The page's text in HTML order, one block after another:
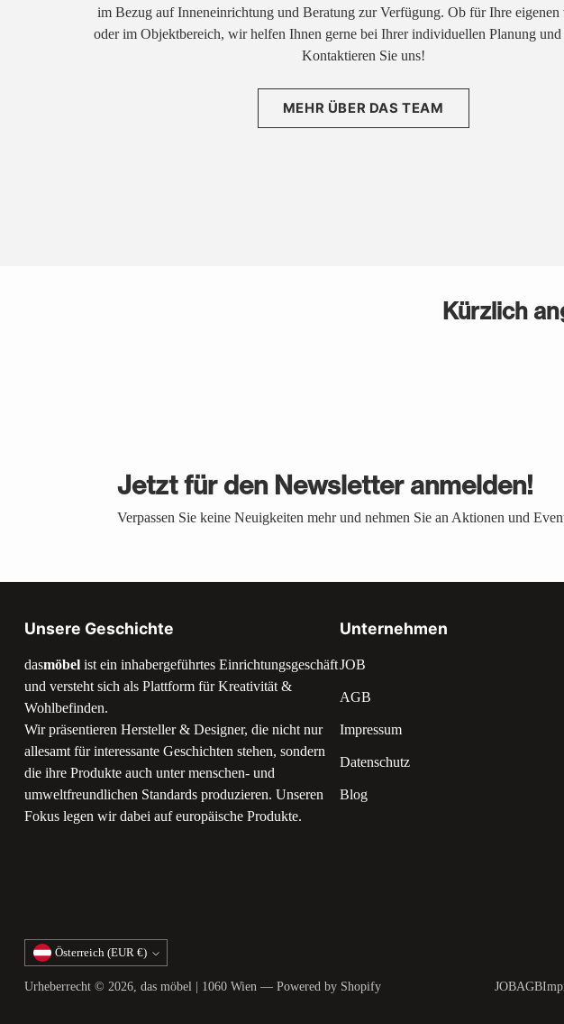
im Bezug auf Inneneinrichtung und Beratung zur Verfügung. Ob für Ihre eigenen
oder im Objektbereich, wir helfen Ihnen gerne bei Ihrer individuellen Planung und
Kontaktieren Sie uns!
MEHR ÜBER DAS TEAM
Kürzlich
Jetzt für den Newsletter anmelden!
Verpassen Sie keine Neuigkeiten mehr und nehmen Sie an Aktionen und
Unsere Geschichte
dasmöbel ist ein inhabergeführtes Einrichtungsgeschäft
und versteht sich als Plattform für Kreativität &
Wohlbefinden.
Wir präsentieren Hersteller & Designer, die nicht nur
allesamt für interessante Geschichten stehen, sondern
die ihre Produkte auch unter menschen- und
umweltfreundlichen Standards produzieren. Unseren
Fokus legen wir dabei auf europäische Produkte.
Unternehmen
JOB
AGB
Impressum
Datenschutz
Blog
Währung Österreich (EUR €)
Urheberrecht © 2026, das möbel | 1060 Wien— Powered by Shopify JOBAGB